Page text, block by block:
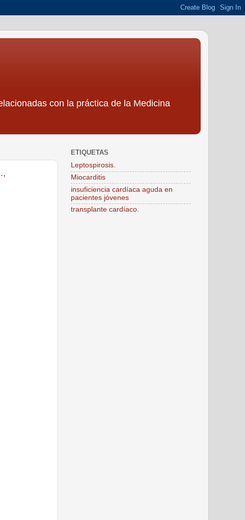
con la práctica de la Medicina
ETIQUETAS
Leptospirosis.
Miocarditis
insuficiencia cardíaca aguda en
pacientes jóvenes
transplante cardíaco.